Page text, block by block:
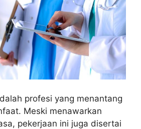
profesi yang menantang
Meski menawarkan
pekerjaan ini juga disertai